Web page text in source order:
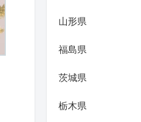
山形県
福島県
茨城県
栃木県